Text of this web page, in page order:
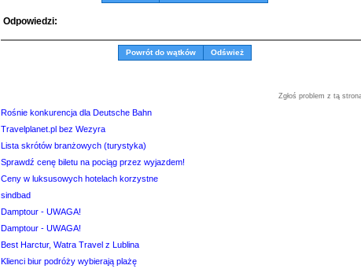
Odpowiedzi:
Powrót do wątków Odśwież
Zgłoś problem z tą
Rośnie konkurencja dla Deutsche Bahn
Travelplanet.pl bez Wezyra
Lista skrótów branżowych (turystyka)
Sprawdź cenę biletu na pociąg przez wyjazdem!
Ceny w luksusowych hotelach korzystne
sindbad
Damptour - UWAGA!
Damptour - UWAGA!
Best Harctur, Watra Travel z Lublina
Klienci biur podróży wybierają plażę